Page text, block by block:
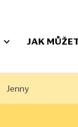
JAK
Jenny